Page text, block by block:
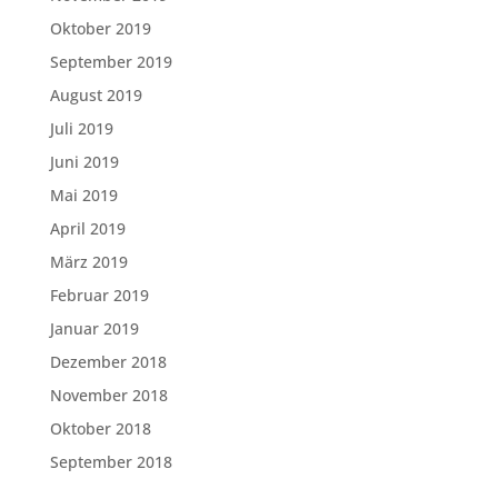
Oktober 2019
September 2019
August 2019
Juli 2019
Juni 2019
Mai 2019
April 2019
März 2019
Februar 2019
Januar 2019
Dezember 2018
November 2018
Oktober 2018
September 2018